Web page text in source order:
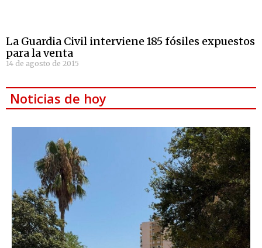
La Guardia Civil interviene 185 fósiles expuestos
para la venta
14 de agosto de 2015
Noticias de hoy